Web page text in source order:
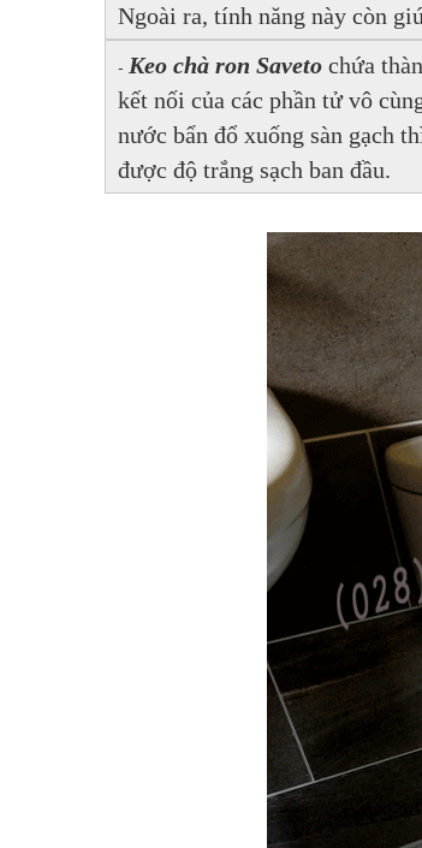
Ngoài ra, tính năng này còn
- Keo chà ron Saveto chứa
kết nối của các phần tử vô
nước bẩn đổ xuống sàn gạch
được độ trắng sạch ban đầu.